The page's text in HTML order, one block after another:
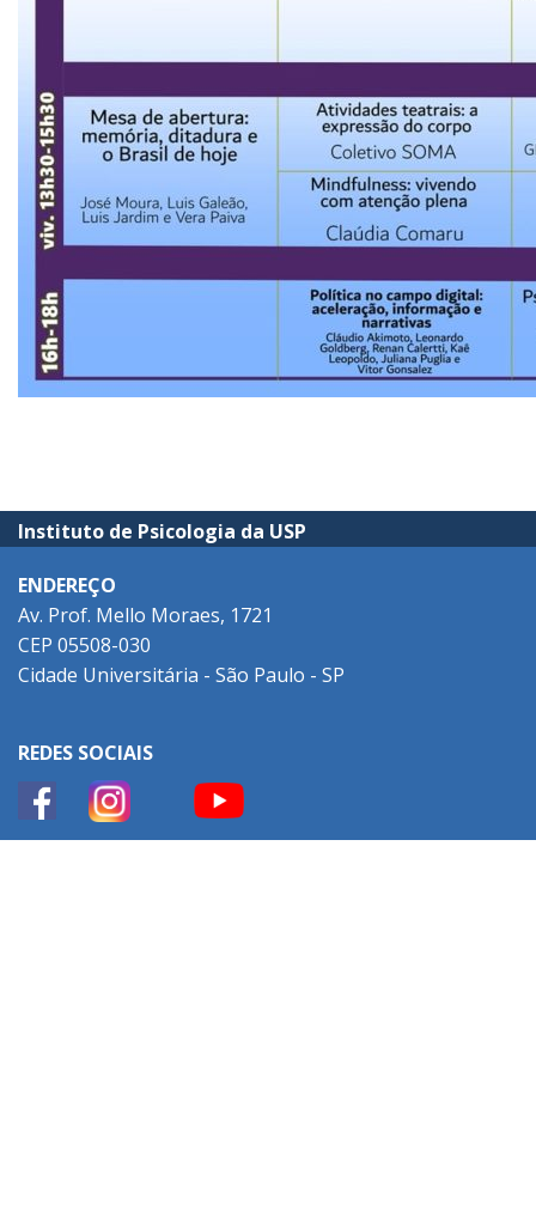
Instituto de Psicologia da USP
ENDEREÇO
Av. Prof. Mello Moraes, 1721
CEP 05508-030
Cidade Universitária - São Paulo - SP
REDES SOCIAIS